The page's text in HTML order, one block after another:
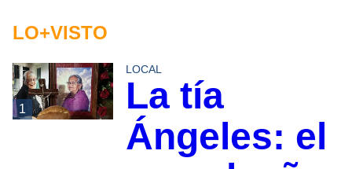
LO+VISTO
1
LOCAL
La tía
Ángeles: el